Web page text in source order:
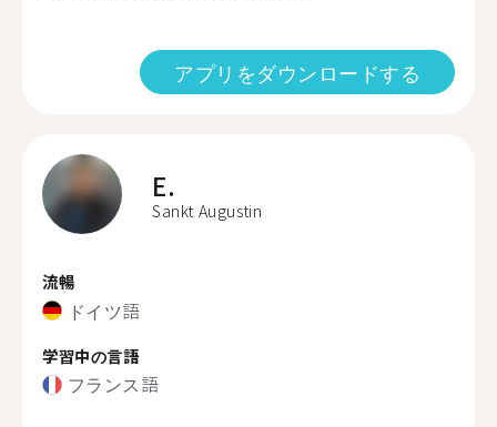
アプリをダウンロードする
E.
Sankt Augustin
流暢
ドイツ語
学習中の言語
フランス語